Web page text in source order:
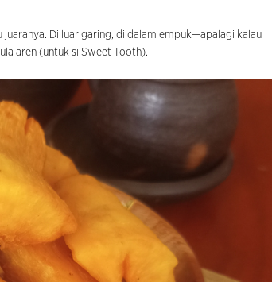
Di luar garing, di dalam empuk—apalagi kalau
aren (untuk si Sweet Tooth).